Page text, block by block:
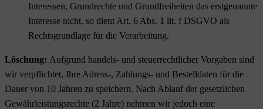
Interessen, Grundrechte und Grundfreiheiten das erstgenannte
Interesse nicht, so dient Art. 6 Abs. 1 lit. f DSGVO als
Rechtsgrundlage für die Verarbeitung.
Löschung: Aufgrund handels- und steuerrechtlicher Vorgaben sind
wir verpflichtet, Ihre Adress-, Zahlungs- und Bestelldaten für die
Dauer von 10 Jahren zu speichern. Nach Ablauf der gesetzlichen
Gewährleistungsrechte (2 Jahre) nehmen wir jedoch eine